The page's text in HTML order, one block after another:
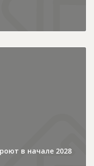
в начале 2028